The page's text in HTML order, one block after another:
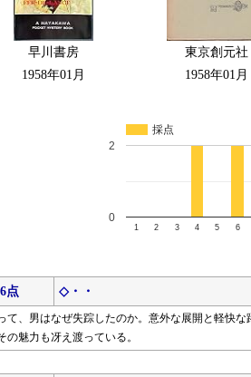
早川書房
1958年01月
東京創元社
1958年01月
採点
1 2 3 4 5 6
0
2
6点 ◇・・
て、男はなぜ失踪したのか。意外な展開と軽快
の魅力も冴え渡っている。